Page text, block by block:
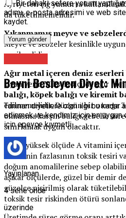
Ayrıyeten çiğ yumurta
da tüketilmemelidir.
Yıkanmamış meyve ve
Meyve ve sebzeler kesinlikle
yenilmelidir.
Ağır metal içeren deniz eserleri
ziyan verir. Yüksek ölçüde ağır
balığı, köpek balığı ve kiremit
edilmemelidir. Düzgün bir omega
olmasına karşın balığı gebelik
sınırlamak uygun olacaktır.
Ciğer yüksek ölçüde A vitamini
vitaminin fazlasının toksik tesiri
doğum anomalilerine sebep
aşikâr ölçülerde, güzel bir demir
güzelce pişirilmiş olarak
toksik tesir riskinden ötürü
Bir dahaki sefere yorum
adımı, e-posta adresimi ve web
kaydet.
Beyni Besleyen Diyet:
Tanınan diyetlere olan ilgi bu kadar
edinmek ve kendimiz için en uygun
için epeyce kıymetli …
Yayınlanan
4 sene önce
üzerinde